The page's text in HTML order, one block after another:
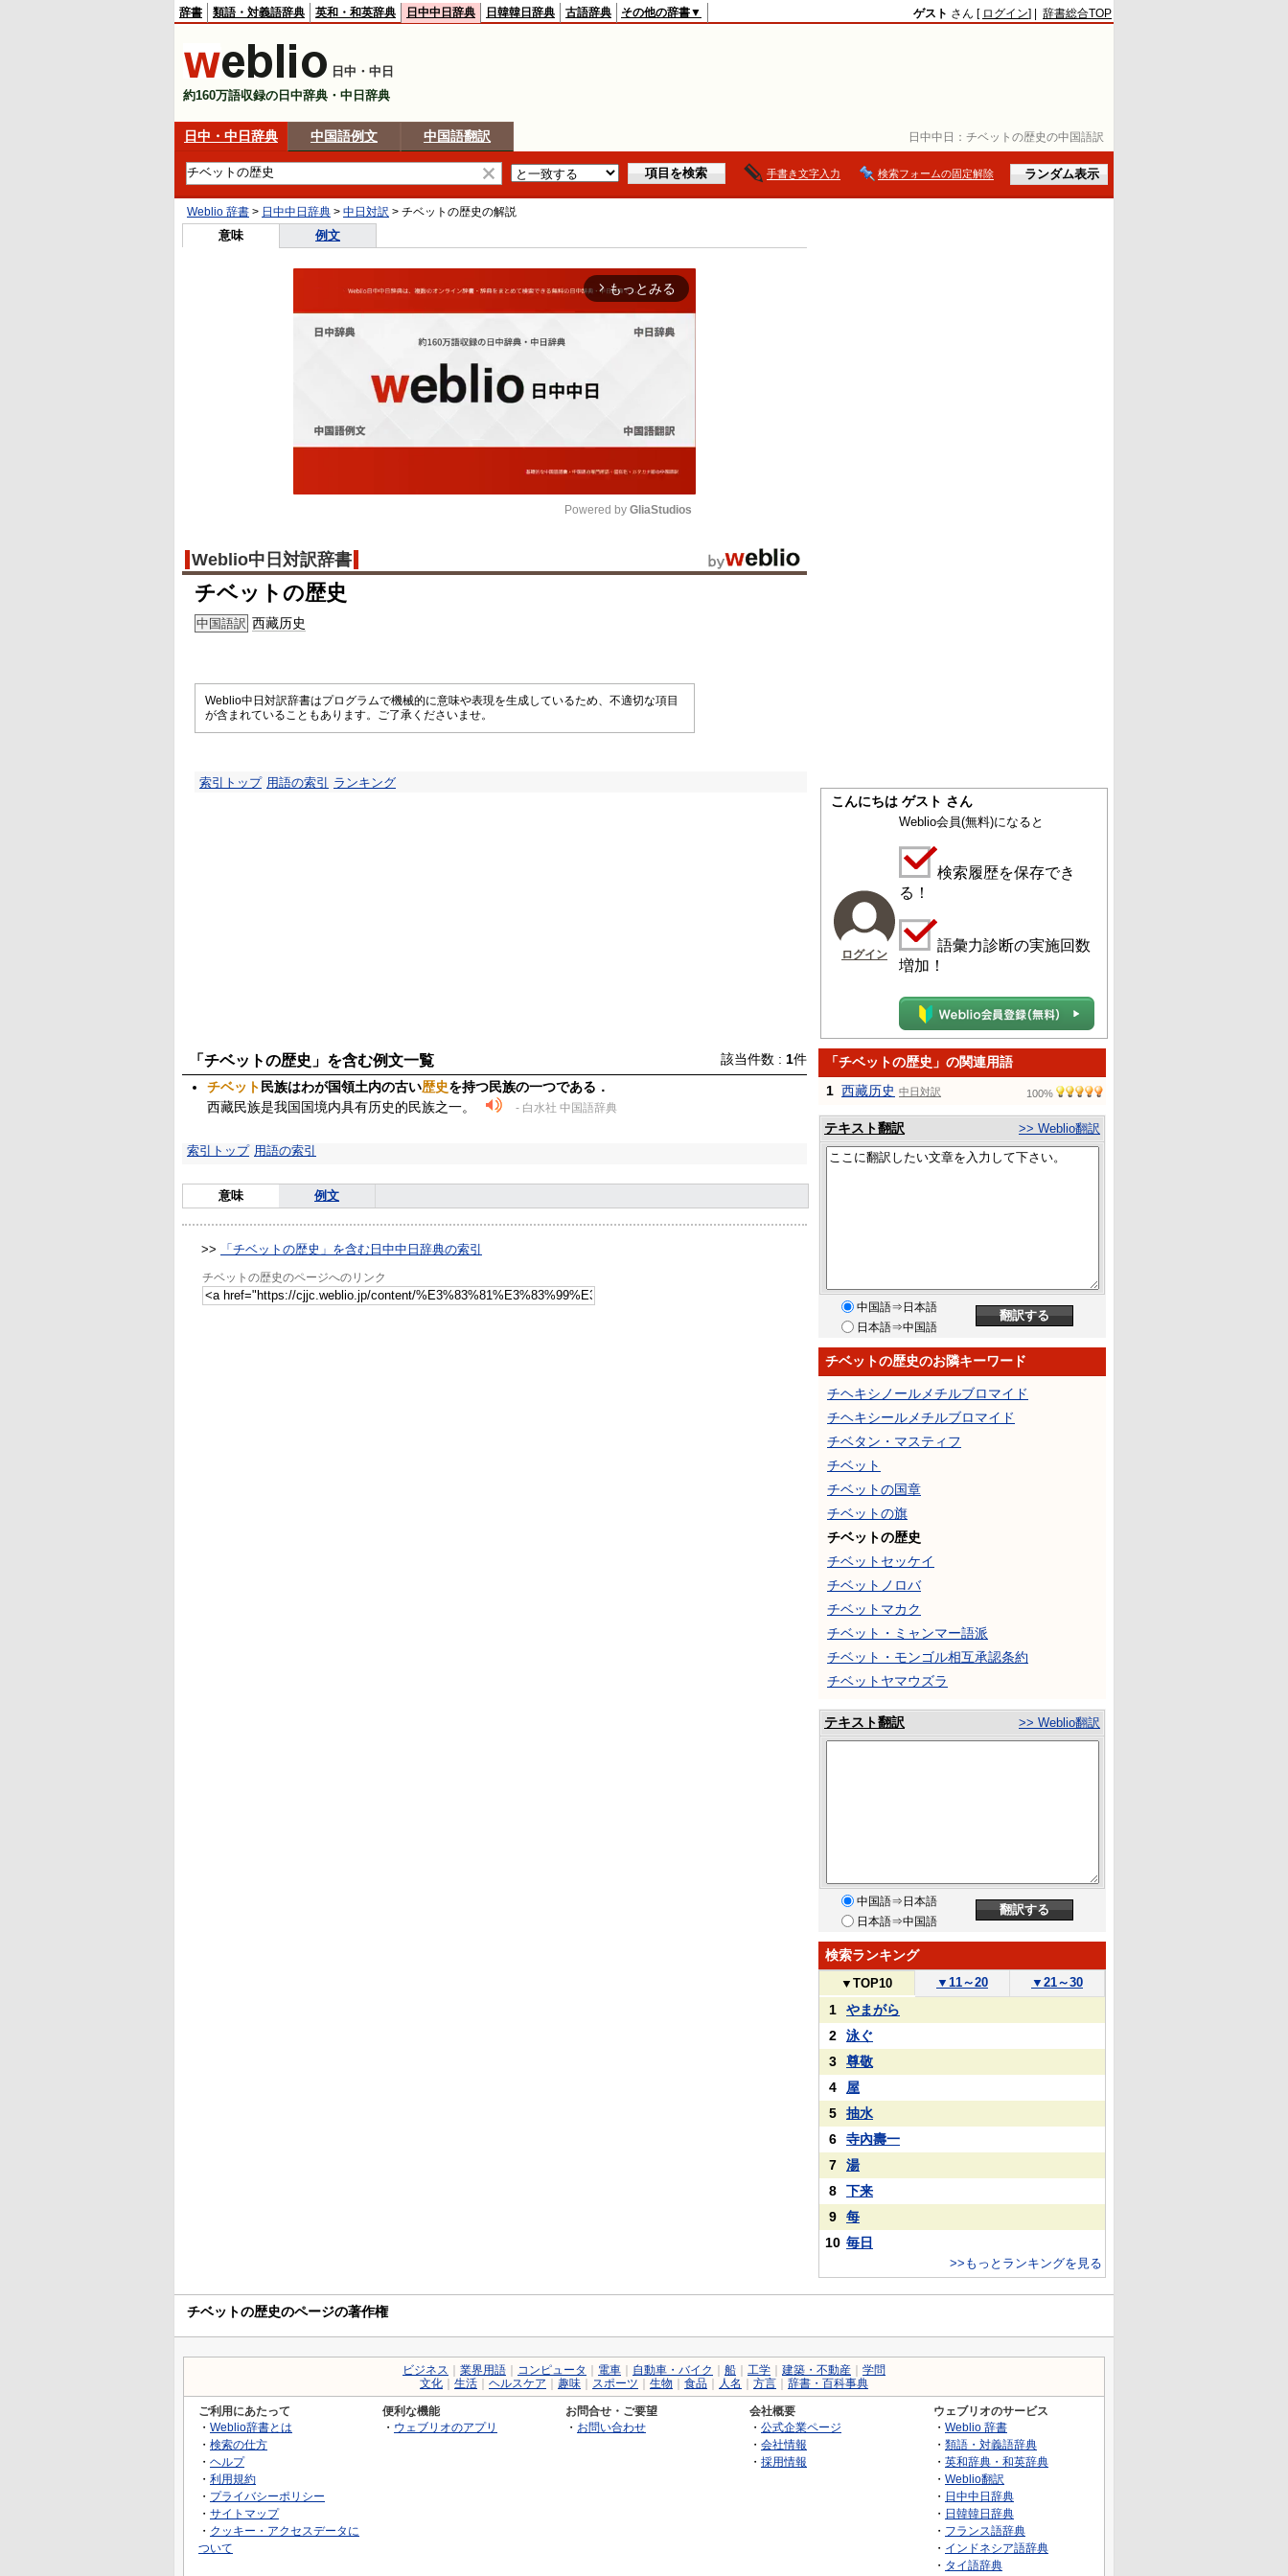
日中中日： チベットの歴史の中国語訳
辞書 類語・対義語辞典 英和・和英辞典 日中中日辞典 日韓韓日辞典 古語辞典 その他の辞書▼ ゲスト さん [ ログイン] | 辞書総合TOP
日中・中日
約160万語収録の日中辞典・中日辞典
日中・中日辞典 中国語例文 中国語翻訳
手書き文字入力 検索フォームの固定解除
Weblio 辞書 > 日中中日辞典 > 中日対訳 > チベットの歴史の解説
意味 例文
arrow_forward_ios もっとみる
Powered by GliaStudios
Weblio中日対訳辞書
チベットの歴史
中国語訳 西藏历史
Weblio中日対訳辞書はプログラムで機械的に意味や表現を生成しているため、不適切な項目
が含まれていることもあります。ご了承くださいませ。
索引トップ 用語の索引 ランキング
「チベットの歴史」を含む例文一覧 該当件数 : 1件
チベット 民族はわが国領土内の古い歴史を持つ民族の一つである．
西藏民族是我国国境内具有历史的民族之一。
- 白水社 中国語辞典
索引トップ 用語の索引
意味 例文
>> 「チベットの歴史」を含む日中中日辞典の索引
チベットの歴史のページへのリンク
こんにちは ゲスト さん
ログイン
Weblio会員(無料)になると
検索履歴を保存でき
る！
語彙力診断の実施回数
増加！
「チベットの歴史」の関連用語
1 西藏历史 中日対訳 100%
テキスト翻訳 >> Weblio翻訳
中国語⇒日本語
日本語⇒中国語
チベットの歴史のお隣キーワード
チヘキシノールメチルブロマイド
チヘキシールメチルブロマイド
チベタン・マスティフ
チベット
チベットの国章
チベットの旗
チベットの歴史
チベットセッケイ
チベットノロバ
チベットマカク
チベット・ミャンマー語派
チベット・モンゴル相互承認条約
チベットヤマウズラ
テキスト翻訳 >> Weblio翻訳
中国語⇒日本語
日本語⇒中国語
検索ランキング
▼ TOP10 ▼ 11～20 ▼ 21～30
1
やまがら
2
泳ぐ
3
尊敬
4
屋
5
抽水
6
寺內壽一
7
湯
8
下来
9
每
10 毎日
>>もっとランキングを見る
チベットの歴史のページの著作権
ビジネス 業界用語 コンピュータ 電車 自動車・バイク 船 工学 建築・不動産
学問
文化
生活 ヘルスケア 趣味 スポーツ 生物 食品 人名 方言 辞書・百科事典
ご利用にあたって
・ Weblio辞書とは
・ 検索の仕方
・ ヘルプ
・ 利用規約
・ プライバシーポリシー
・ サイトマップ
・ クッキー・アクセスデータに
ついて
便利な機能
・ ウェブリオのアプリ
お問合せ・ご要望
・ お問い合わせ
会社概要
・ 公式企業ページ
・ 会社情報
・ 採用情報
ウェブリオのサービス
・ Weblio 辞書
・ 類語・対義語辞典
・ 英和辞典・和英辞典
・ Weblio翻訳
・ 日中中日辞典
・ 日韓韓日辞典
・ フランス語辞典
・ インドネシア語辞典
・ タイ語辞典